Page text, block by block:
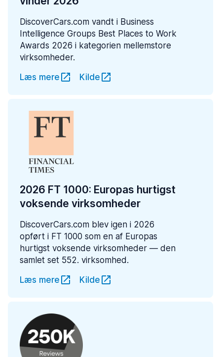
DiscoverCars.com vandt i Business
Intelligence Groups Best Places to Work
Awards 2026 i kategorien mellemstore
virksomheder.
Læs mere
Kilde
2026 FT 1000: Europas hurtigst
voksende virksomheder
DiscoverCars.com blev igen i 2026
opført i FT 1000 som en af Europas
hurtigst voksende virksomheder — den
samlet set 552. virksomhed.
Læs mere
Kilde